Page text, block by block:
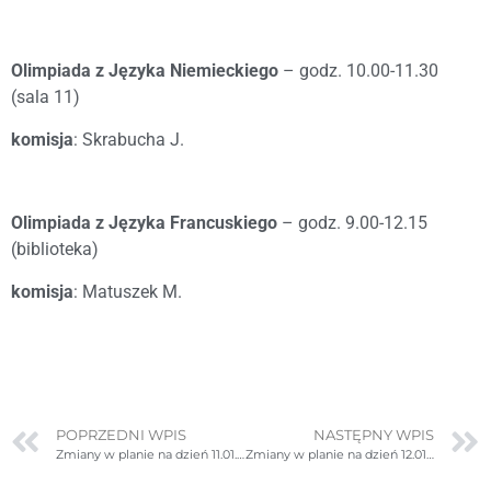
Olimpiada z Języka Niemieckiego – godz. 10.00-11.30
(sala 11)
komisja: Skrabucha J.
Olimpiada z Języka Francuskiego – godz. 9.00-12.15
(biblioteka)
komisja: Matuszek M.
POPRZEDNI WPIS
Zmiany w planie na dzień 11.01.2024r. (czwartek)- poprawione
NASTĘPNY WPIS
Zmiany w planie na dzień 12.01.2024r. (piątek)- poprawione